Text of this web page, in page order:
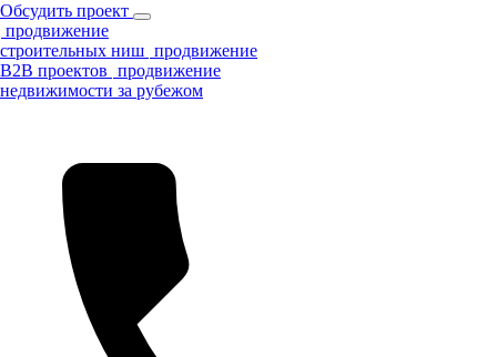
Обсудить проект
продвижение
строительных ниш продвижение
B2B проектов продвижение
недвижимости за рубежом